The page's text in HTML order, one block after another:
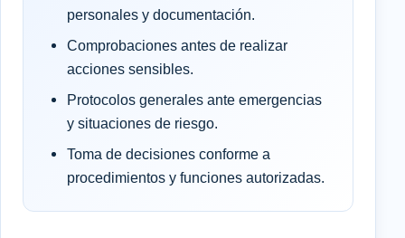
personales y documentación.
Comprobaciones antes de realizar
acciones sensibles.
Protocolos generales ante emergencias
y situaciones de riesgo.
Toma de decisiones conforme a
procedimientos y funciones autorizadas.